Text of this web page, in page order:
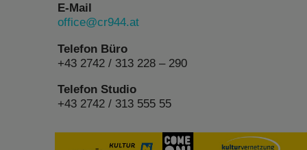
E-Mail
office@cr944.at
Telefon Büro
+43 2742 / 313 228 – 290
Telefon Studio
+43 2742 / 313 555 55